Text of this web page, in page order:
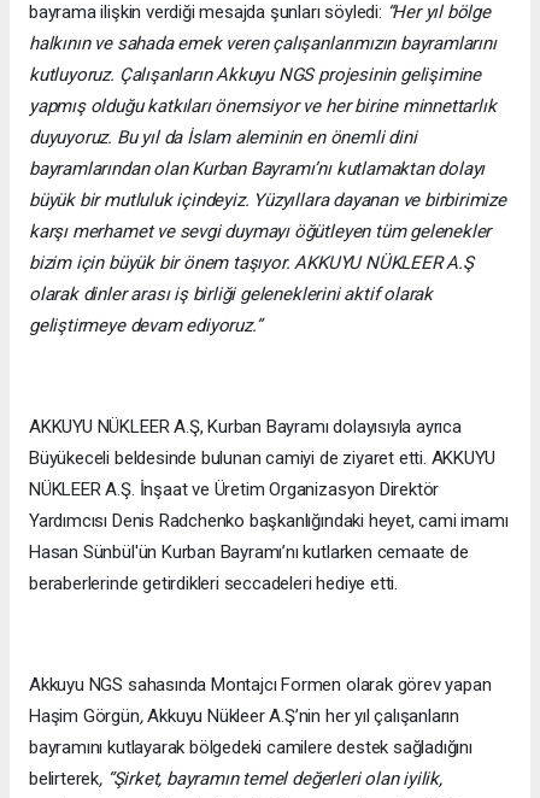
bayrama ilişkin verdiği mesajda şunları söyledi: “Her yıl bölge
halkının ve sahada emek veren çalışanlarımızın bayramlarını
kutluyoruz. Çalışanların Akkuyu NGS projesinin gelişimine
yapmış olduğu katkıları önemsiyor ve her birine minnettarlık
duyuyoruz. Bu yıl da İslam aleminin en önemli dini
bayramlarından olan Kurban Bayramı’nı kutlamaktan dolayı
büyük bir mutluluk içindeyiz. Yüzyıllara dayanan ve birbirimize
karşı merhamet ve sevgi duymayı öğütleyen tüm gelenekler
bizim için büyük bir önem taşıyor. AKKUYU NÜKLEER A.Ş
olarak dinler arası iş birliği geleneklerini aktif olarak
geliştirmeye devam ediyoruz.”
AKKUYU NÜKLEER A.Ş, Kurban Bayramı dolayısıyla ayrıca
Büyükeceli beldesinde bulunan camiyi de ziyaret etti. AKKUYU
NÜKLEER A.Ş. İnşaat ve Üretim Organizasyon Direktör
Yardımcısı Denis Radchenko başkanlığındaki heyet, cami imamı
Hasan Sünbül'ün Kurban Bayramı’nı kutlarken cemaate de
beraberlerinde getirdikleri seccadeleri hediye etti.
Akkuyu NGS sahasında Montajcı Formen olarak görev yapan
Haşim Görgün,Akkuyu Nükleer A.Ş’nin her yıl çalışanların
bayramını kutlayarak bölgedeki camilere destek sağladığını
belirterek, “Şirket, bayramın temel değerleri olan iyilik,